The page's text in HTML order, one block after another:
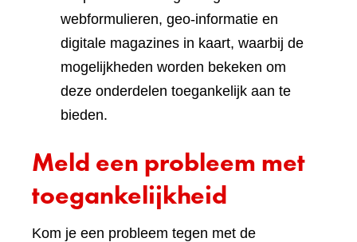
webformulieren, geo-informatie en
digitale magazines in kaart, waarbij de
mogelijkheden worden bekeken om
deze onderdelen toegankelijk aan te
bieden.
Meld een probleem met
toegankelijkheid
Kom je een probleem tegen met de